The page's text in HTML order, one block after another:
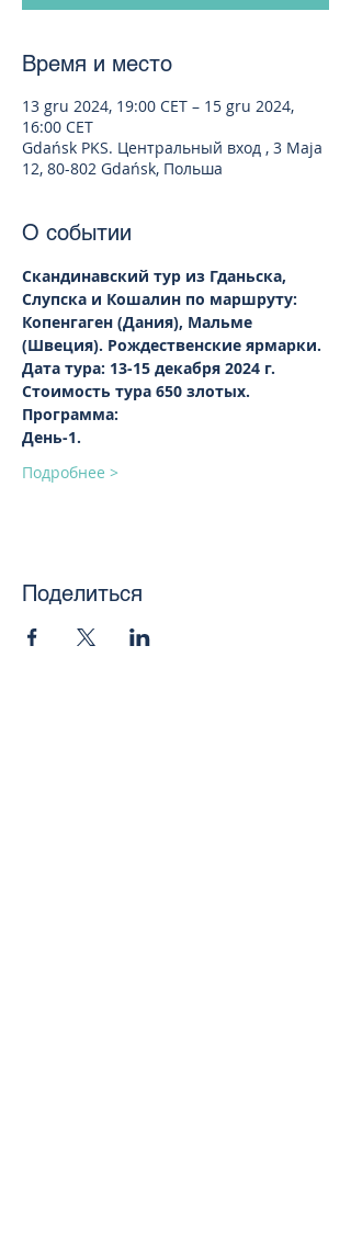
Время и место
13 gru 2024, 19:00 CET – 15 gru 2024,
16:00 CET
Gdańsk PKS. Центральный вход , 3 Maja
12, 80-802 Gdańsk, Польша
О событии
Скандинавский тур из Гданьска,
Слупска и Кошалин по маршруту:
Копенгаген (Дания), Мальме
(Швеция). Рождественские ярмарки.
Дата тура: 13-15 декабря 2024 г.
Стоимость тура 650 злотых.
Программа:
День-1.
Подробнее >
Поделиться